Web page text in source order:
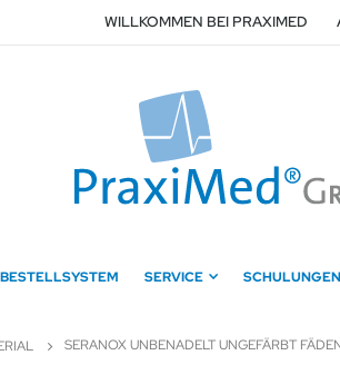
WILLKOMMEN BEI PRAXIMED
BESTELLSYSTEM SERVICE SCHULUNGEN
SERANOX UNBENADELT UNGEFÄRBT